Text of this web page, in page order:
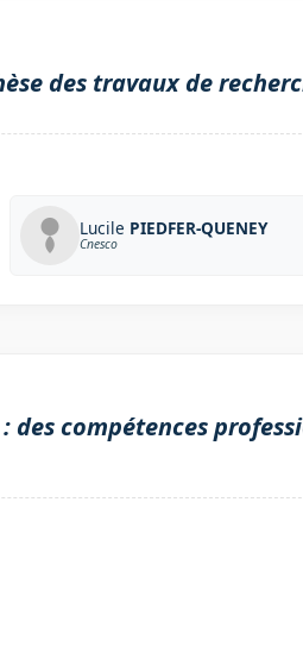
des travaux de
Lucile PIEDFER-QUENEY
Cnesco
des compétences